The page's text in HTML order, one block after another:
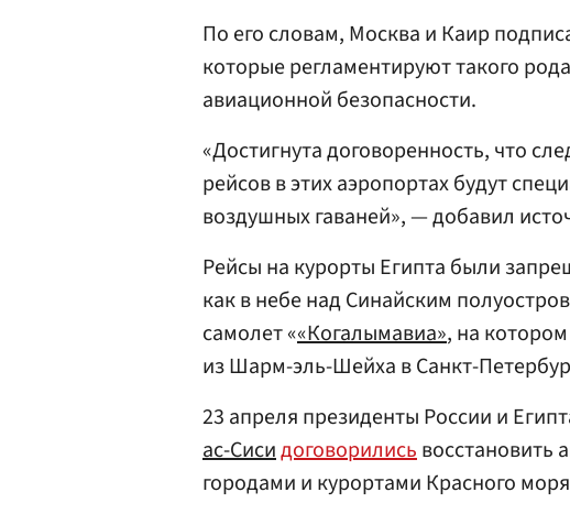
По его словам, Москва и Каир
которые регламентируют такого
авиационной безопасности.
«Достигнута договоренность, что
рейсов в этих аэропортах будут
воздушных гаваней», — добавил
Рейсы на курорты Египта были
как в небе над Синайским
самолет ««Когалымавиа», на
из Шарм-эль-Шейха в Санкт-
23 апреля президенты России и
ас-Сисидоговорилисьвосстановить
городами и курортами Красного